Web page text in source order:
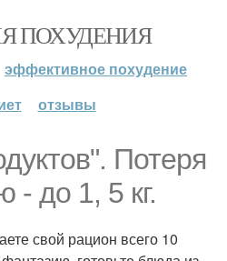
ПОХУДЕНИЯ
эффективное похудение
отзывы
Потеря
- до 1, 5 кг.
свой рацион всего 10